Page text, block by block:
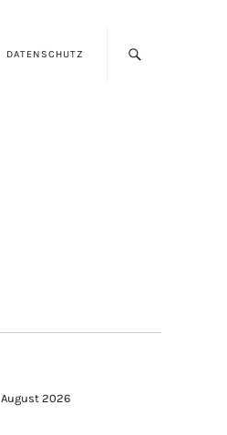
DATENSCHUTZ
August 2026